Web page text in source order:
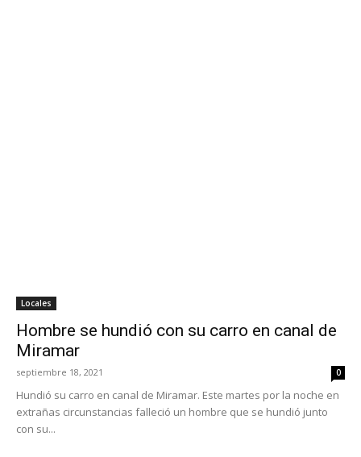
Locales
Hombre se hundió con su carro en canal de
Miramar
septiembre 18, 2021 0
Hundió su carro en canal de Miramar. Este martes por la noche en
extrañas circunstancias falleció un hombre que se hundió junto
con su...